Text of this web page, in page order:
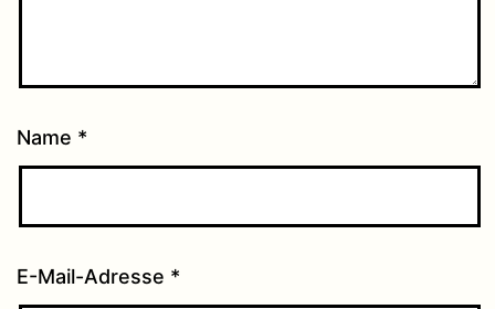
Name *
E-Mail-Adresse *